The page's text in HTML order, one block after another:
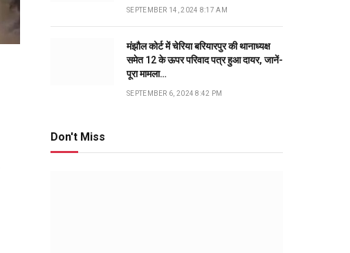
SEPTEMBER 14, 2024 8:17 AM
मंझौल कोर्ट में चेरिया बरियारपुर की थानाध्यक्ष
समेत 12 के ऊपर परिवाद पत्र हुआ दायर, जानें-
पूरा मामला…
SEPTEMBER 6, 2024 8:42 PM
Don't Miss